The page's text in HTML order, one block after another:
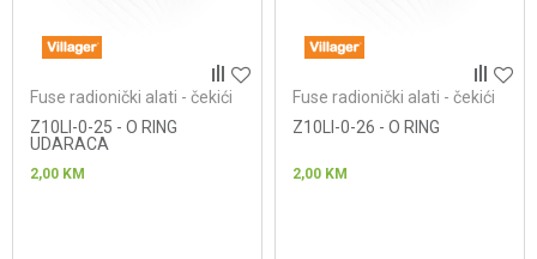
Fuse radionički alati - čekići
Z10LI-0-25 - O RING
UDARACA
2,00 KM
Fuse radionički alati - čekići
Z10LI-0-26 - O RING
2,00 KM